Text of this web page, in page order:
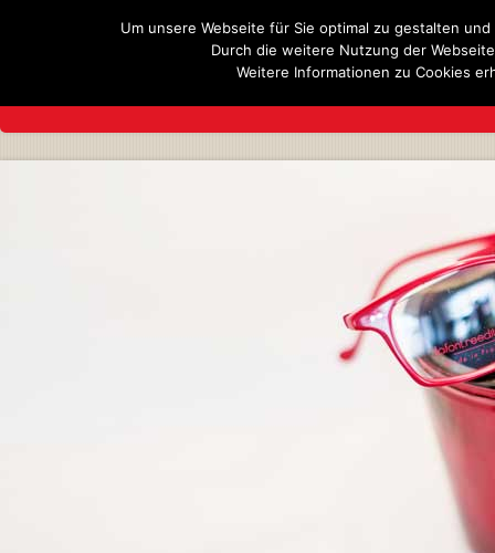
Um unsere Webseite für Sie optimal zu gestalten
Durch die weitere Nutzung der
Weitere Informationen zu Cookies